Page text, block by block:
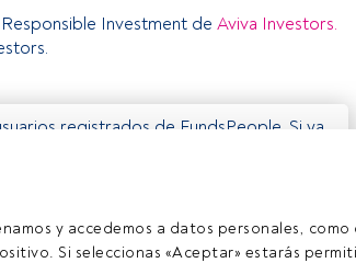
y accedemos a datos personales,
Si seleccionas «Aceptar» estarás
Investment de Aviva Investors.
registrados de FundsPeople. Si ya
el universo que ofrece FundsPeople.